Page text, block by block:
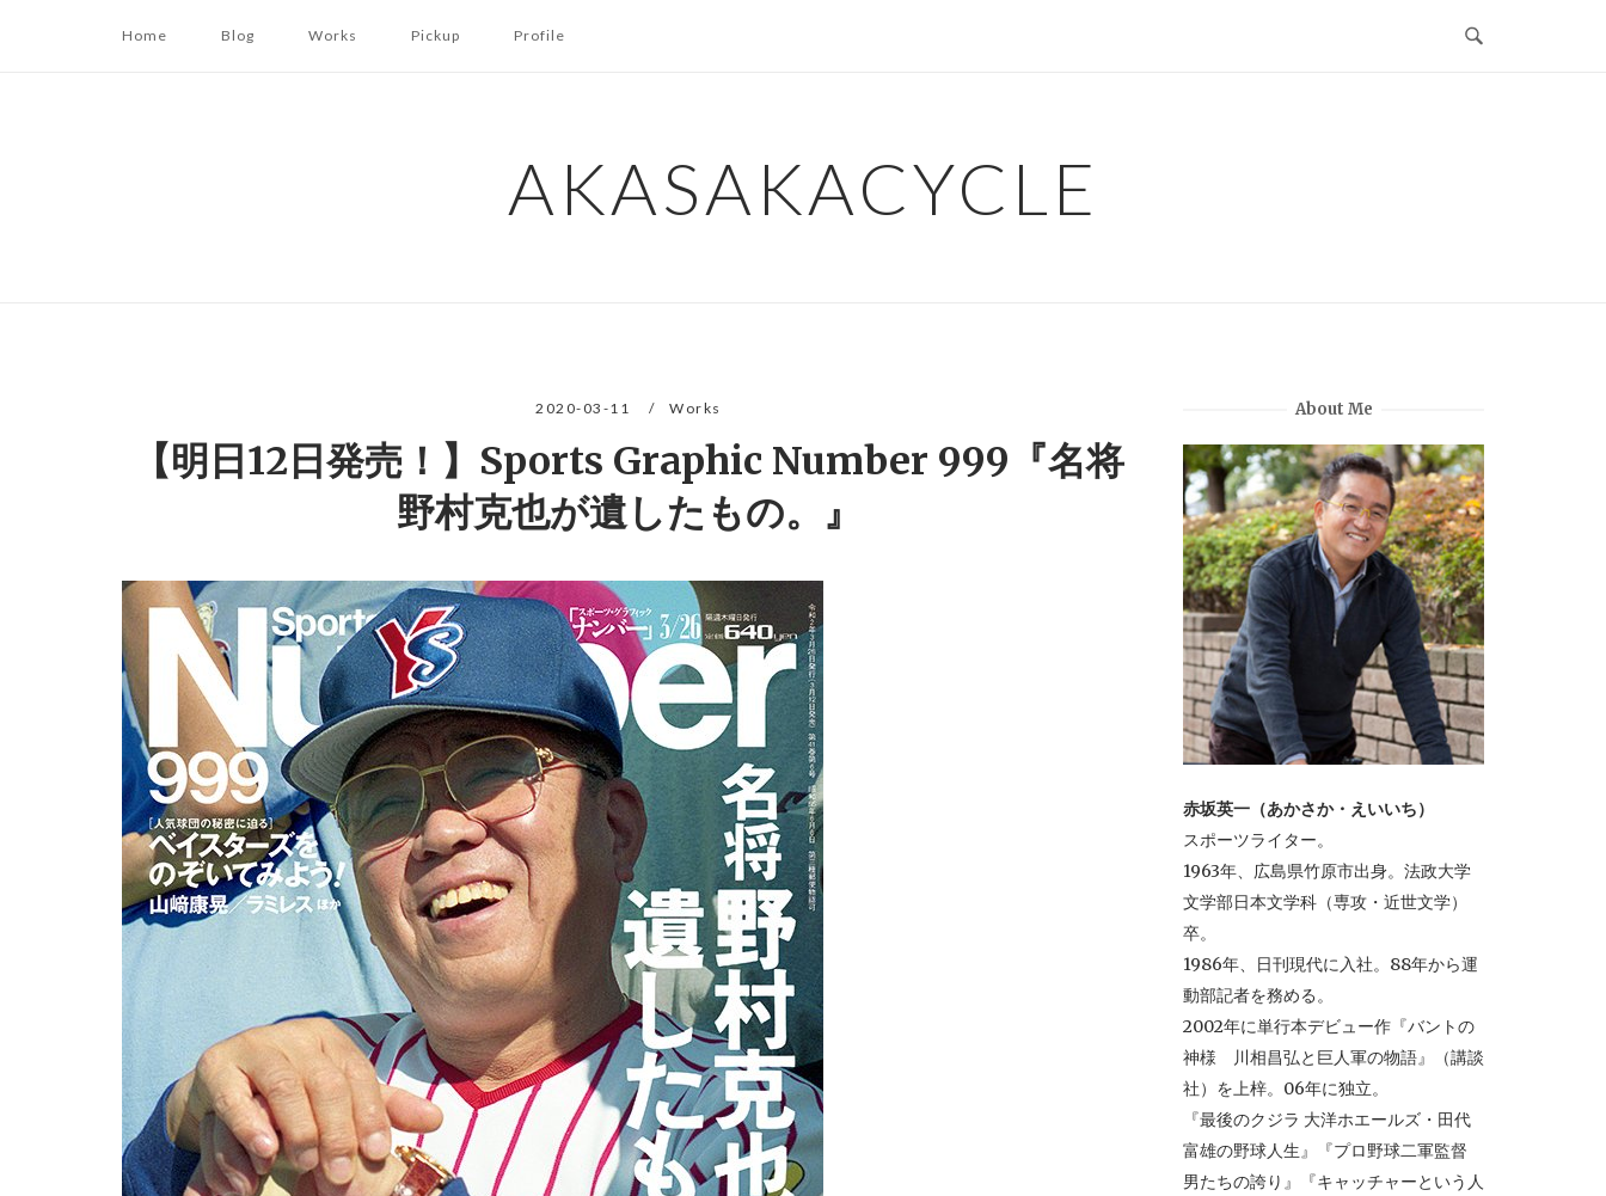
Home Blog Works Pickup Profile
AKASAKACYCLE
2020-03-11 Works
【明日12日発売！】Sports Graphic Number 999『名将
野村克也が遺したもの。』
About Me
赤坂英一（あかさか・えいいち）
スポーツライター。
1963年、広島県竹原市出身。法政大学
文学部日本文学科（専攻・近世文学）
卒。
1986年、日刊現代に入社。88年から運
動部記者を務める。
2002年に単行本デビュー作『バントの
神様 川相昌弘と巨人軍の物語』（講談
社）を上梓。06年に独立。
『最後のクジラ 大洋ホエールズ・田代
富雄の野球人生』『プロ野球二軍監督
男たちの誇り』『キャッチャーという人